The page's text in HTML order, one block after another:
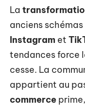
La
anciens schémas
Instagram et
tendances force
cesse. La
appartient au
commerce